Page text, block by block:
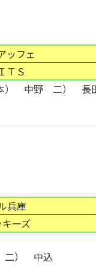
ッフェ
ＴＳ
中野 二） 長
兵庫
キーズ
） 中込